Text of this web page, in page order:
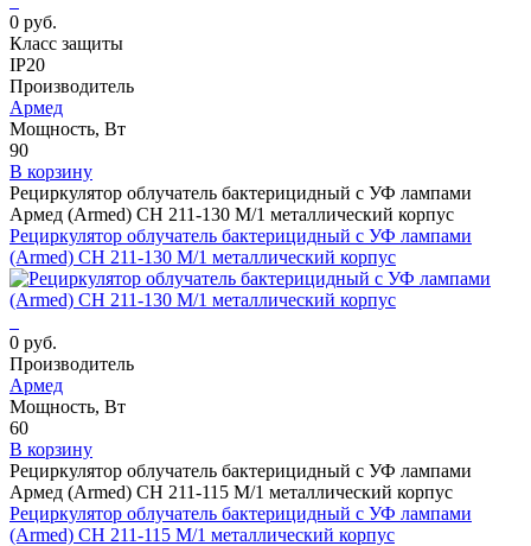
0 руб.
Класс защиты
IP20
Производитель
Армед
Мощность, Вт
90
В корзину
Рециркулятор облучатель бактерицидный с УФ лампами
Армед (Armed) СH 211-130 М/1 металлический корпус
Рециркулятор облучатель бактерицидный с УФ лампами
(Armed) СH 211-130 М/1 металлический корпус
0 руб.
Производитель
Армед
Мощность, Вт
60
В корзину
Рециркулятор облучатель бактерицидный с УФ лампами
Армед (Armed) СH 211-115 М/1 металлический корпус
Рециркулятор облучатель бактерицидный с УФ лампами
(Armed) СH 211-115 М/1 металлический корпус